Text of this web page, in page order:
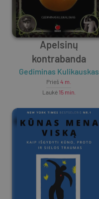
Apelsinų
kontrabanda
Gediminas Kulikauskas
Prieš 4 m.
Laukė 15 min.